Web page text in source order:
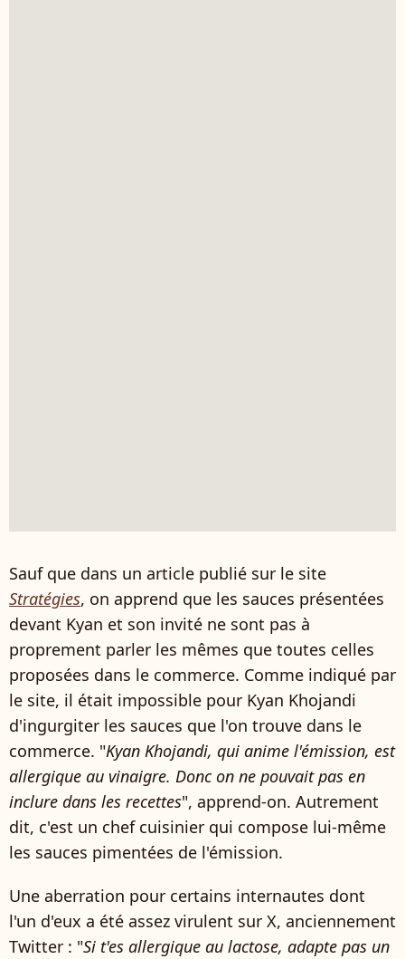
Sauf que dans un article publié sur le site
Stratégies, on apprend que les sauces présentées
devant Kyan et son invité ne sont pas à
proprement parler les mêmes que toutes celles
proposées dans le commerce. Comme indiqué par
le site, il était impossible pour Kyan Khojandi
d'ingurgiter les sauces que l'on trouve dans le
commerce. "Kyan Khojandi, qui anime l'émission, est
allergique au vinaigre. Donc on ne pouvait pas en
inclure dans les recettes", apprend-on. Autrement
dit, c'est un chef cuisinier qui compose lui-même
les sauces pimentées de l'émission.
Une aberration pour certains internautes dont
l'un d'eux a été assez virulent sur X, anciennement
Twitter : "Si t'es allergique au lactose, adapte pas un